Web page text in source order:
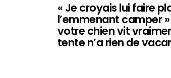
« Je croyais lui faire
l’emmenant camper
votre chien vit
tente n’a rien de